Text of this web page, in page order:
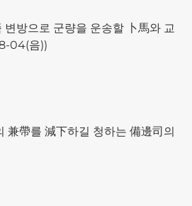
방으로 군량을 운송할 卜馬와 교
04(음))
兼帶를 減下하길 청하는 備邊司의